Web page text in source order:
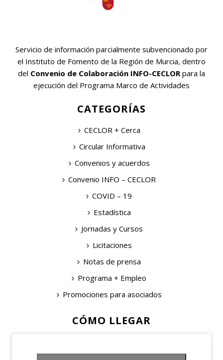
Servicio de información parcialmente subvencionado por
el Instituto de Fomento de la Región de Murcia, dentro
del Convenio de Colaboración INFO-CECLOR para la
ejecución del Programa Marco de Actividades
CATEGORÍAS
CECLOR + Cerca
Circular Informativa
Convenios y acuerdos
Convenio INFO – CECLOR
COVID – 19
Estadística
Jornadas y Cursos
Licitaciones
Notas de prensa
Programa + Empleo
Promociones para asociados
CÓMO LLEGAR